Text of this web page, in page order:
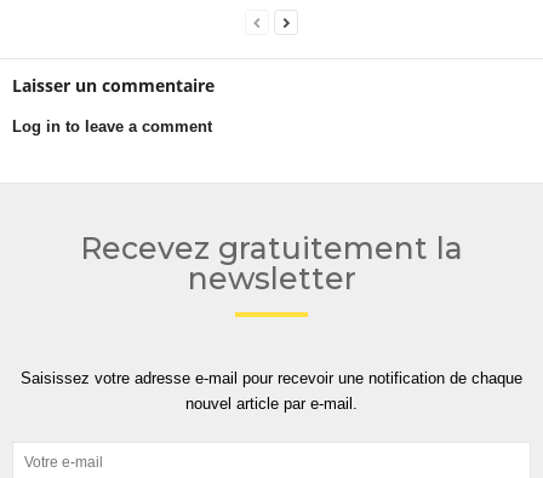
Laisser un commentaire
Log in to leave a comment
Recevez gratuitement la
newsletter
Saisissez votre adresse e-mail pour recevoir une notification de chaque
nouvel article par e-mail.